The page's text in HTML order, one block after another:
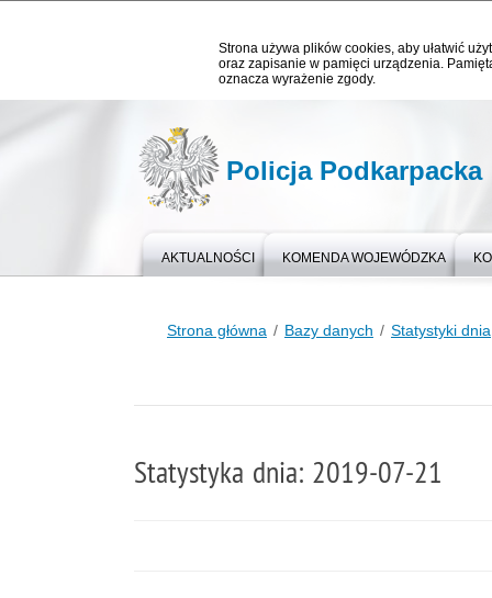
Strona używa plików cookies, aby ułatwić
oraz zapisanie w pamięci urządzenia.
oznacza wyrażenie zgody.
Policja Podkarpacka
AKTUALNOŚCI KOMENDA WOJEWÓDZKA
Strona główna Bazy danych Statystyki dnia
Statystyka dnia: 2019-07-21